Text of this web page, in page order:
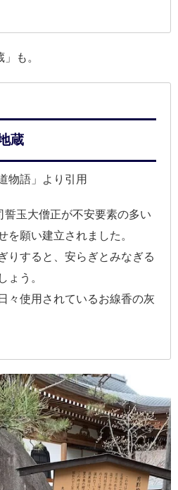
も。
蔵
物語」より引用
玉大僧正が不安要素の多い
を願い建立されました。
りすると、安らぎとみなぎる
ょう。
々使用されているお線香の灰